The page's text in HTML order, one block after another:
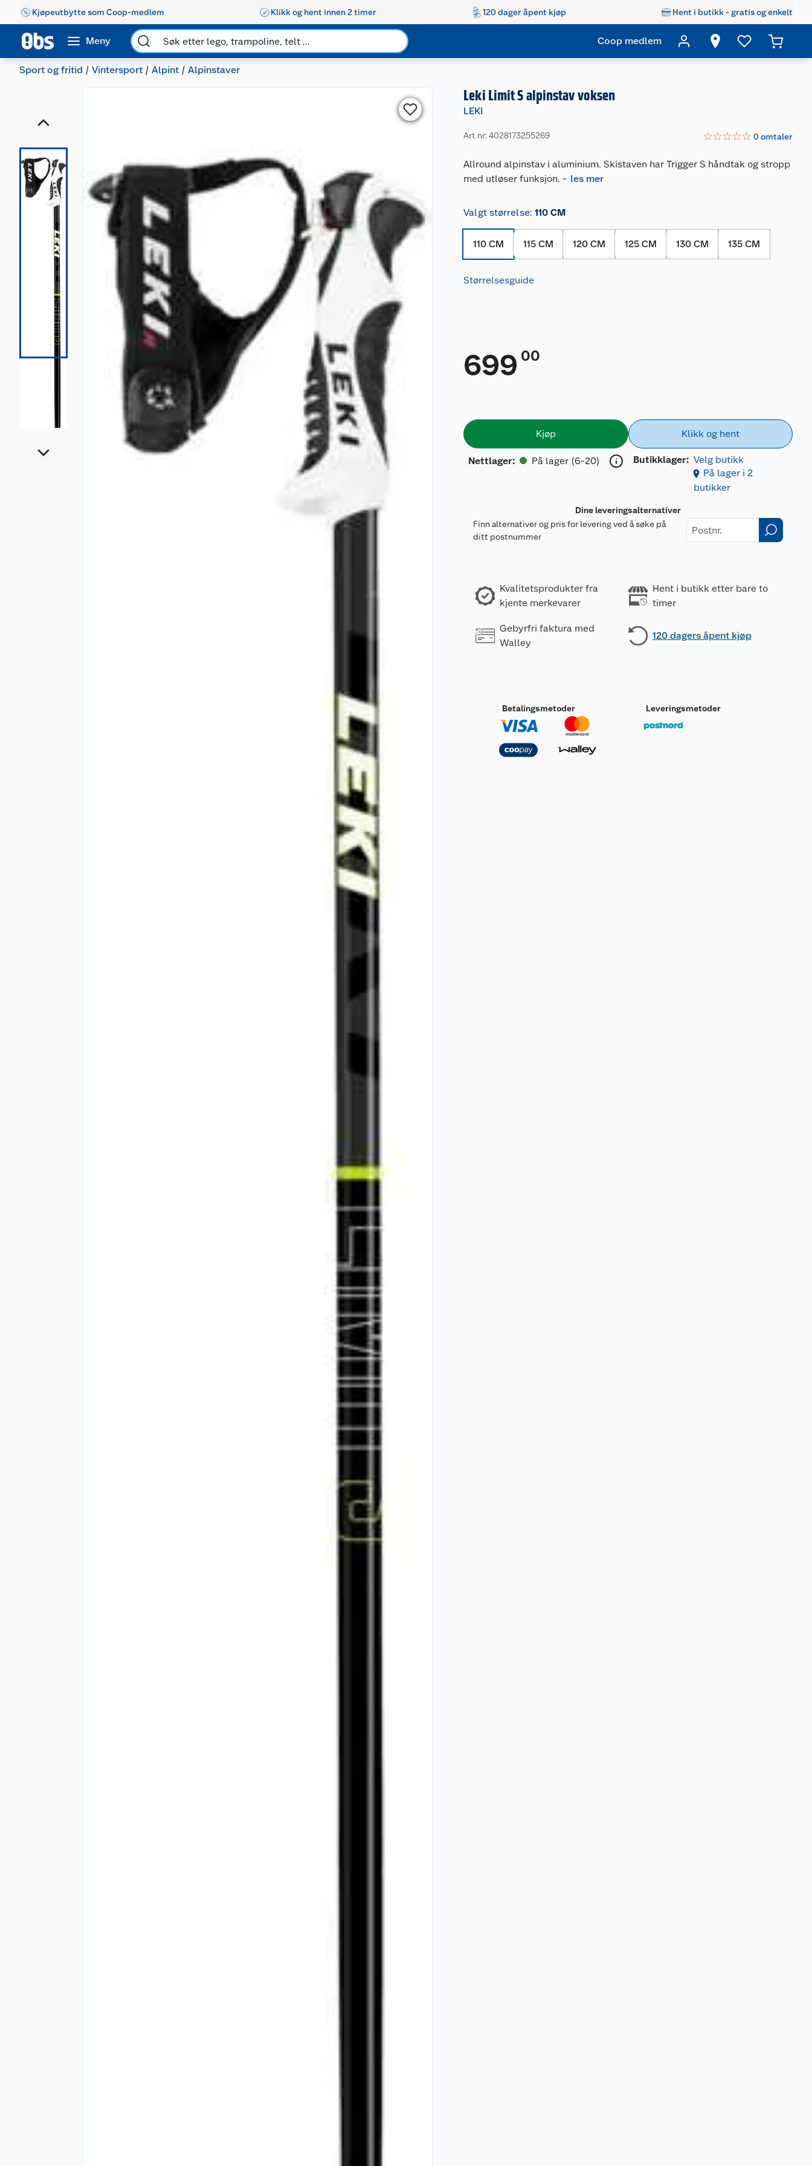
Kjøpeutbytte som Coop-medlem Klikk og hent innen 2 timer 120 dager åpent kjøp Hent i butikk - gratis og enkelt
Meny Coop medlem
Sport og fritid Vintersport Alpint Alpinstaver
Leki Limit S alpinstav voksen
LEKI
Art nr: 4028173255269 ☆☆☆☆☆ 0omtaler
Allround alpinstav i aluminium. Skistaven har Trigger S håndtak og stropp
med utløser funksjon. - les mer
Valgt størrelse: 110 CM
110 CM 115 CM 120 CM 125 CM 130 CM 135 CM
Størrelsesguide
699 00
Kjøp
Nettlager: På lager (6-20)
Klikk og hent
Butikklager: Velg butikk
På lager i 2
butikker
Dine leveringsalternativer
Finn alternativer og pris for levering ved å søke på
ditt postnummer
Kvalitetsprodukter fra
kjente merkevarer
Hent i butikk etter bare to
timer
Gebyrfri faktura med
Walley
120 dagers åpent kjøp
Betalingsmetoder Leveringsmetoder